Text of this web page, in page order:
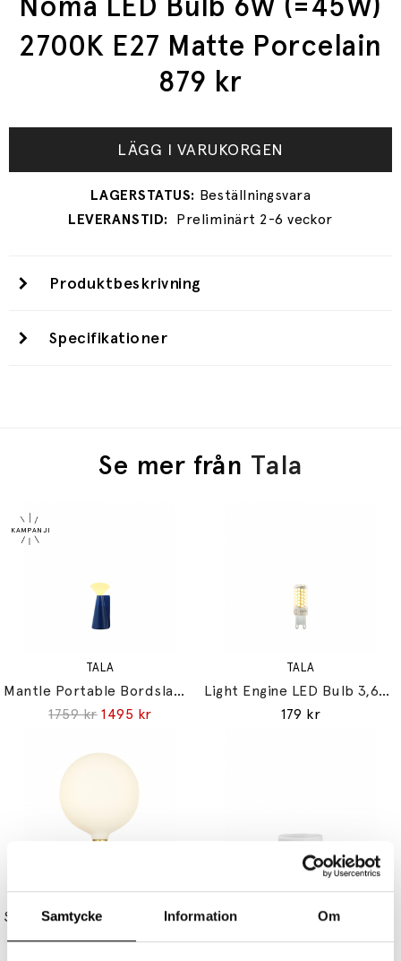
Samtycke Information Om
2700K E27 Matte Porcelain
879 kr
LÄGG I VARUKORGEN
Preliminärt 2-6 veckor
Produktbeskrivning
Specifikationer
Se mer från Tala
TALA
Mantle Portable Bordslampa Cobalt Blue + Mantle LED Bulb IP44
1759 kr 1495 kr
TALA
Light Engine LED Bulb 3,6W (=33W) 2700K G9 Lightly Frosted
179 kr
TALA
Sphere IV LED Bulb 8W (=53W) 2000-2800K E27 Matte Porcelain
879 kr
TALA
379 kr